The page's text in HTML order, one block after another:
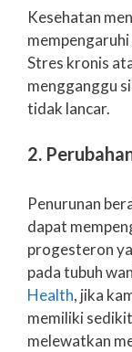
Kesehatan
Stres kronis
mengganggu
tidak lancar.
2.
Penurunan
dapat
progesteron
pada tubuh
Health, jika
memiliki
melewatkan